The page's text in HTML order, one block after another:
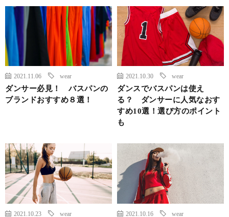
2021.11.06 wear
ダンサー必見！ バスパンの
ブランドおすすめ８選！
2021.10.30 wear
ダンスでバスパンは使え
る？ ダンサーに人気なおす
すめ10選！選び方のポイント
も
2021.10.23 wear 2021.10.16 wear